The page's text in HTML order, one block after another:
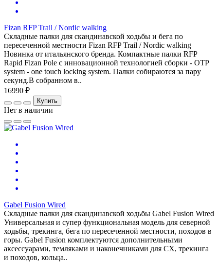
Fizan RFP Trail / Nordic walking
Складные палки для скандинавской ходьбы и бега по
пересеченной местности Fizan RFP Trail / Nordic walking
Новинка от итальянского бренда. Компактные палки RFP
Rapid Fizan Pole с инновационной технологией сборки - OTP
system - one touch locking system. Палки собираются за пару
секунд.В собранном в..
16990 ₽
Купить
Нет в наличии
Gabel Fusion Wired
Складные палки для скандинавской ходьбы Gabel Fusion Wired
Универсальная и супер функциональная модель для северной
ходьбы, трекинга, бега по пересеченной местности, походов в
горы. Gabel Fusion комплектуются дополнительными
аксессуарами, темляками и наконечниками для СХ, трекинга
и походов, кольца..